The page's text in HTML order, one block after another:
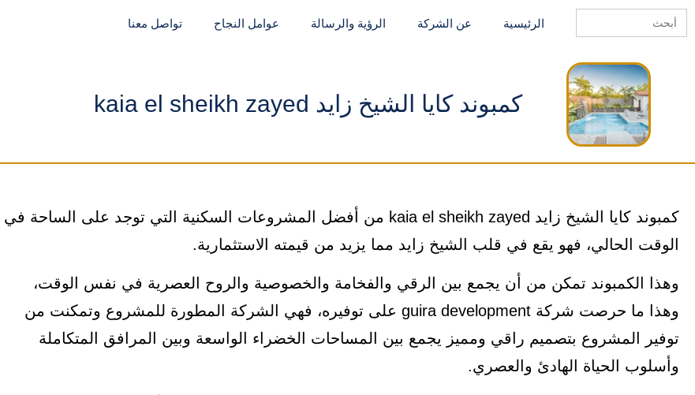
Search
for:
الرئيسية عن الشركة الرؤية والرسالة عوامل النجاح تواصل معنا
كمبوند كايا الشيخ زايد kaia el sheikh zayed
كمبوند كايا الشيخ زايد kaia el sheikh zayed من أفضل المشروعات السكنية التي توجد على الساحة في
الوقت الحالي، فهو يقع في قلب الشيخ زايد مما يزيد من قيمته الاستثمارية.
وهذا الكمبوند تمكن من أن يجمع بين الرقي والفخامة والخصوصية والروح العصرية في نفس الوقت،
وهذا ما حرصت شركة guira development على توفيره، فهي الشركة المطورة للمشروع وتمكنت من
توفير المشروع بتصميم راقي ومميز يجمع بين المساحات الخضراء الواسعة وبين المرافق المتكاملة
وأسلوب الحياة الهادئ والعصري.